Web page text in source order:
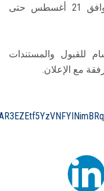
لمدة شهر ابتداء من يوم السبت الموافق 21 أغسطس حتى
للقبول والمستندات
مع الإعلان.